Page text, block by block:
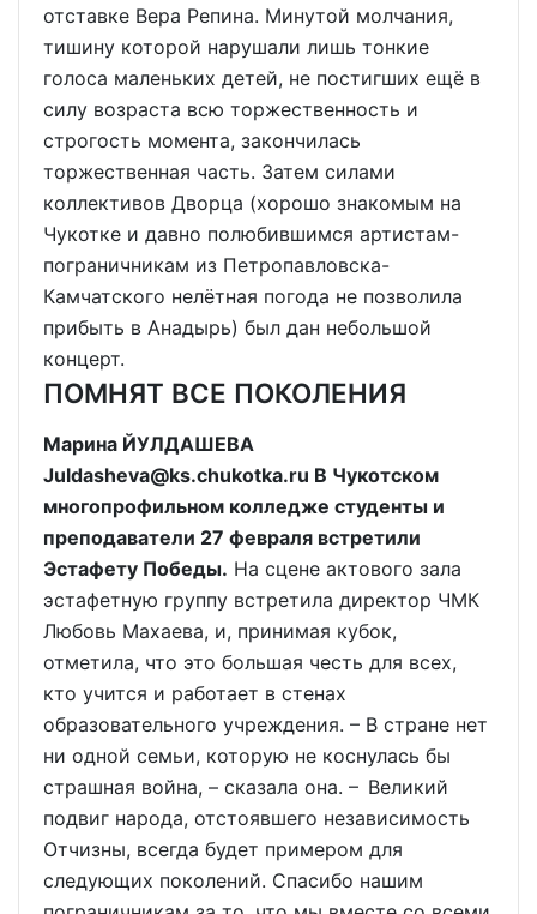
отставке Вера Репина. Минутой молчания,
тишину которой нарушали лишь тонкие
голоса маленьких детей, не постигших ещё в
силу возраста всю торжественность и
строгость момента, закончилась
торжественная часть. Затем силами
коллективов Дворца (хорошо знакомым на
Чукотке и давно полюбившимся артистам-
пограничникам из Петропавловска-
Камчатского нелётная погода не позволила
прибыть в Анадырь) был дан небольшой
концерт.
ПОМНЯТ ВСЕ ПОКОЛЕНИЯ
Марина ЙУЛДАШЕВА
Juldasheva@ks.chukotka.ru В Чукотском
многопрофильном колледже студенты и
преподаватели 27 февраля встретили
Эстафету Победы. На сцене актового зала
эстафетную группу встретила директор ЧМК
Любовь Махаева, и, принимая кубок,
отметила, что это большая честь для всех,
кто учится и работает в стенах
образовательного учреждения. – В стране нет
ни одной семьи, которую не коснулась бы
страшная война, – сказала она. – Великий
подвиг народа, отстоявшего независимость
Отчизны, всегда будет примером для
следующих поколений. Спасибо нашим